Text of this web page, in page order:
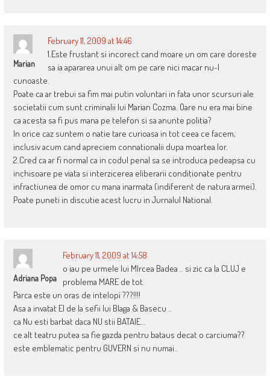
Marian
February 11, 2009 at 14:46
1.Este frustant si incorect cand moare un om care doreste
sa ia apararea unui alt om pe care nici macar nu-l
cunoaste.
Poate ca ar trebui sa fim mai putin voluntari in fata unor scursuri ale
societatii cum sunt criminalii lui Marian Cozma. Oare nu era mai bine
ca acesta sa fi pus mana pe telefon si sa anunte politia?
In orice caz suntem o natie tare curioasa in tot ceea ce facem,
inclusiv acum cand apreciem connationalii dupa moartea lor.
2.Cred ca ar fi normal ca in codul penal sa se introduca pedeapsa cu
inchisoare pe viata si interzicerea eliberarii conditionate pentru
infractiunea de omor cu mana inarmata (indiferent de natura armei).
Poate puneti in discutie acest lucru in Jurnalul National.
Adriana Popa
February 11, 2009 at 14:58
o iau pe urmele lui MIrcea Badea .. si zic ca la CLUJ e
problema MARE de tot.
Parca este un oras de intelopi ???!!!!
Asa a invatat El de la sefii lui Blaga & Basecu ..
ca Nu esti barbat daca NU stii BATAIE…
ce alt teatru putea sa fie gazda pentru bataus decat o carciuma??
este emblematic pentru GUVERN si nu numai..